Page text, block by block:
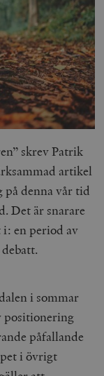
skrev Patrik
artikel
på denna vår tid
Det är snarare
en period av
i sommar
positionering
påfallande
i övrigt